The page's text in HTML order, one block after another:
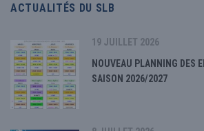
ACTUALITÉS DU SLB
19 JUILLET 2026
NOUVEAU PLANNING DES
SAISON 2026/2027